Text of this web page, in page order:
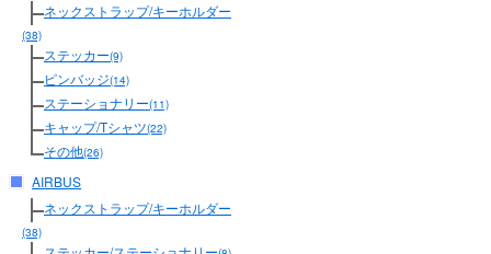
ネックストラップ/キーホルダー
(38)
ステッカー(9)
ピンバッジ(14)
ステーショナリー(11)
キャップ/Tシャツ(22)
その他(26)
AIRBUS
ネックストラップ/キーホルダー
(38)